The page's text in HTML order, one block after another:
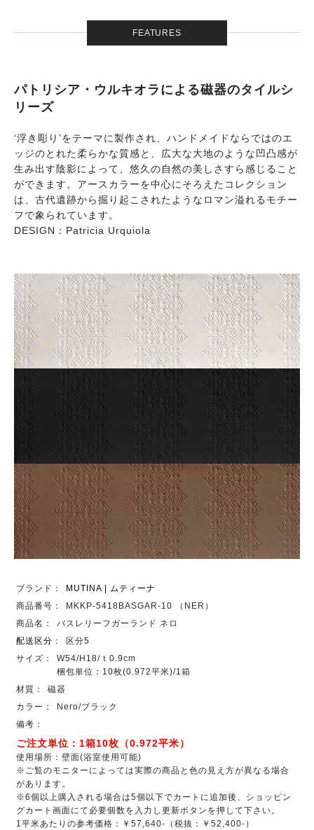
FEATURES
パトリシア・ウルキオラによる磁器のタイルシ
リーズ
‘浮き彫り’をテーマに製作され、ハンドメイドならではのエ
ッジのとれた柔らかな質感と、広大な大地のような凹凸感が
生み出す陰影によって、悠久の自然の美しさすら感じること
ができます。アースカラーを中心にそろえたコレクション
は、古代遺跡から掘り起こされたようなロマン溢れるモチー
フで象られています。
DESIGN：Patricia Urquiola
ブランド：
MUTINA | ムティーナ
商品番号：
MKKP-5418BASGAR-10 （NER）
商品名：
バスレリーフガーランド ネロ
配送区分 ：
区分5
サイズ：
W54/H18/ｔ0.9cm
梱包単位：10枚(0.972平米)/1箱
材質：
磁器
カラー：
Nero/ブラック
備考：
ご注文単位：1箱10枚（0.972平米）
使用場所：壁面(浴室使用可能)
※ご覧のモニターによっては実際の商品と色の見え方が異なる場合
があります。
※6個以上購入される場合は5個以下でカートに追加後、ショッピン
グカート画面にて必要個数を入力し更新ボタンを押して下さい。
1平米あたりの参考価格：￥57,640-（税抜：￥52,400-）